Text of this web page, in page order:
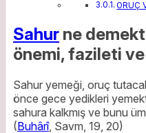
ORUÇ
Sahur ne
önemi, fazileti
Sahur yemeği, oruç
önce gece yedikleri
sahura kalkmış ve bunu
(Buhârî, Savm, 19, 20)